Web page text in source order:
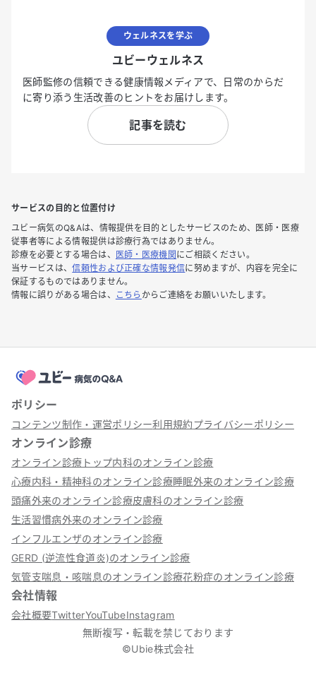
ウェルネスを学ぶ
ユビーウェルネス
医師監修の信頼できる健康情報メディアで、日常のからだ
に寄り添う生活改善のヒントをお届けします。
記事を読む
サービスの目的と位置付け
ユビー病気のQ&Aは、情報提供を目的としたサービスのため、医師・医療
従事者等による情報提供は診療行為ではありません。
診療を必要とする場合は、
医師・医療機関 にご相談ください。
当サービスは、信頼性および正確な情報発信に努めますが、内容を完全に
保証するものではありません。
情報に誤りがある場合は、
こちら からご連絡をお願いいたします。
ポリシー
コンテンツ制作・運営ポリシー利用規約プライバシーポリシー
オンライン診療
オンライン診療トップ内科のオンライン診療
心療内科・精神科のオンライン診療睡眠外来のオンライン診療
頭痛外来のオンライン診療皮膚科のオンライン診療
生活習慣病外来のオンライン診療
インフルエンザのオンライン診療
GERD (逆流性食道炎)のオンライン診療
気管支喘息・咳喘息のオンライン診療花粉症のオンライン診療
会社情報
会社概要TwitterYouTubeInstagram
無断複写・転載を禁じております
©Ubie株式会社